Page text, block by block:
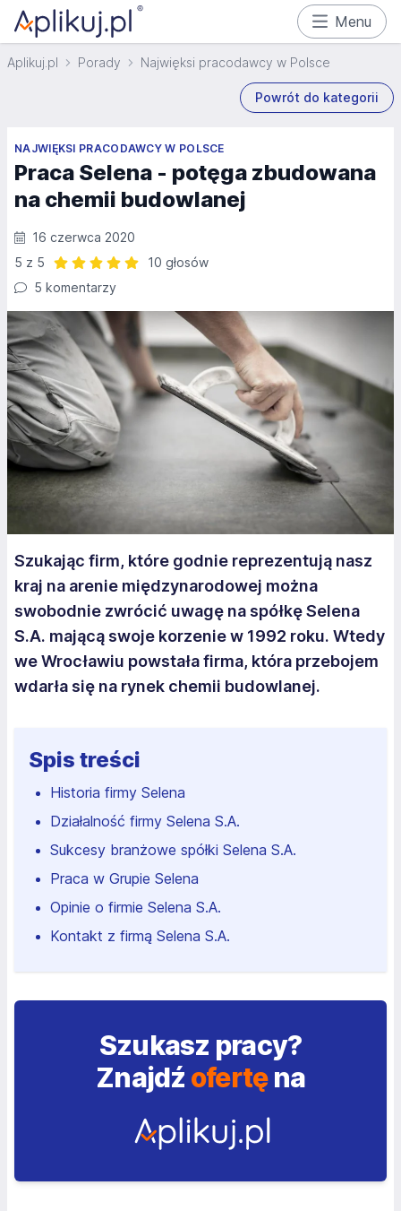
Menu
Aplikuj.pl Porady Najwięksi pracodawcy w Polsce
Powrót do kategorii
NAJWIĘKSI PRACODAWCY W POLSCE
Praca Selena - potęga zbudowana
na chemii budowlanej
16 czerwca 2020
5 z 5
10 głosów
5 komentarzy
Szukając firm, które godnie reprezentują nasz
kraj na arenie międzynarodowej można
swobodnie zwrócić uwagę na spółkę Selena
S.A. mającą swoje korzenie w 1992 roku. Wtedy
we Wrocławiu powstała firma, która przebojem
wdarła się na rynek chemii budowlanej.
Spis treści
Historia firmy Selena
Działalność firmy Selena S.A.
Sukcesy branżowe spółki Selena S.A.
Praca w Grupie Selena
Opinie o firmie Selena S.A.
Kontakt z firmą Selena S.A.
Szukasz pracy?
Znajdź ofertęna